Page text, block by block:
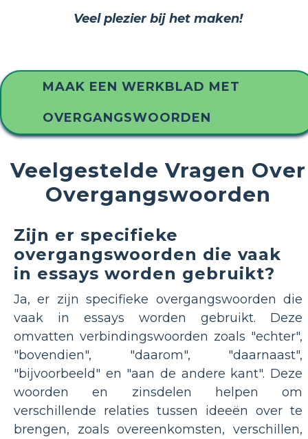
Veel plezier bij het maken!
MAAK EEN WERKBLAD MET
OVERGANGSWOORDEN
Veelgestelde Vragen Over
Overgangswoorden
Zijn er specifieke
overgangswoorden die vaak
in essays worden gebruikt?
Ja, er zijn specifieke overgangswoorden die
vaak in essays worden gebruikt. Deze
omvatten verbindingswoorden zoals "echter",
"bovendien", "daarom", "daarnaast",
"bijvoorbeeld" en "aan de andere kant". Deze
woorden en zinsdelen helpen om
verschillende relaties tussen ideeën over te
brengen, zoals overeenkomsten, verschillen,